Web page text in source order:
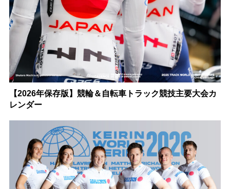
【2026年保存版】競輪＆自転車トラック競技主要大会カ
レンダー